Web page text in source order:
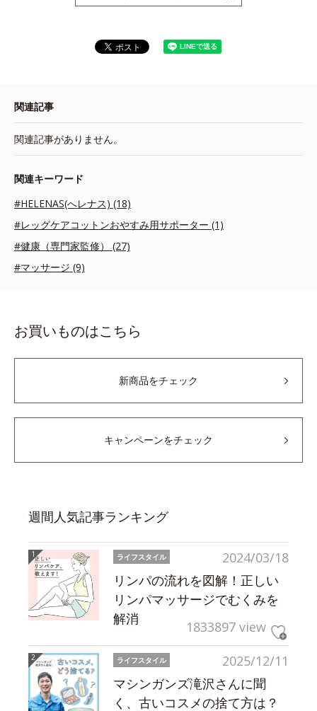
関連記事
関連記事がありません。
関連キーワード
#HELENAS(へレナス) (18)
#レッグケアコットンおやすみ用サポーター (1)
#健康（専門家監修） (27)
#マッサージ (9)
お買いものはこちら
新商品をチェック
キャンペーンをチェック
週間人気記事ランキング
2024/03/18
ライフスタイル
リンパの流れを図解！正しい
リンパマッサージでむくみを
解消
1833897 view
2025/12/11
ライフスタイル
マシンガンズ滝沢さんに聞
く、古いコスメの捨て方は？